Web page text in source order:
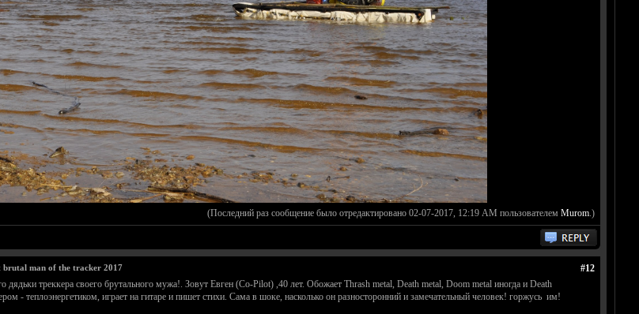
(Последний раз сообщение было отредактировано 02-07-2017, 12:19 AM пользователем Murom.)
#12
brutal man of the tracker 2017
дядьки треккера своего брутального мужа!. Зовут Евген (Co-Pilot) ,40 лет. Обожает Thrash metal, Death metal, Doom metal иногда и Death
- теплоэнергетиком, играет на гитаре и пишет стихи. Сама в шоке, насколько он разносторонний и замечательный человек! горжусь им!